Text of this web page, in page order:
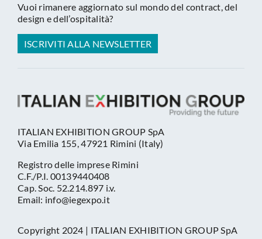
Vuoi rimanere aggiornato sul mondo del contract, del
design e dell’ospitalità?
ISCRIVITI ALLA NEWSLETTER
ITALIAN EXHIBITION GROUP SpA
Via Emilia 155, 47921 Rimini (Italy)
Registro delle imprese Rimini
C.F./P.I. 00139440408
Cap. Soc. 52.214.897 i.v.
Email: info@iegexpo.it
Copyright 2024 | ITALIAN EXHIBITION GROUP SpA